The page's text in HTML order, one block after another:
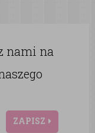
nami na
ZAPISZ